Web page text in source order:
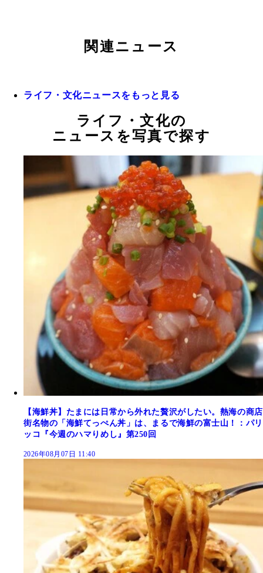
関連ニュース
ライフ・文化ニュースをもっと見る
ライフ・文化の
ニュースを写真で探す
【海鮮丼】たまには日常から外れた贅沢がしたい。熱海の商店
街名物の「海鮮てっぺん丼」は、まるで海鮮の富士山！：パリ
ッコ『今週のハマりめし』第250回
2026年08月07日 11:40